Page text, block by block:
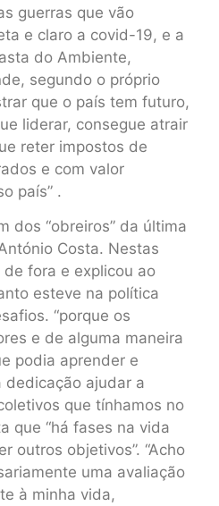
guerras que vão
e claro a covid-19, e a
do Ambiente,
segundo o próprio
que o país tem futuro,
liderar, consegue atrair
reter impostos de
e com valor
país” .
dos “obreiros” da última
Costa. Nestas
fora e explicou ao
esteve na política
“porque os
e de alguma maneira
podia aprender e
dedicação ajudar a
que tínhamos no
que “há fases na vida
outros objetivos”. “Acho
uma avaliação
à minha vida,